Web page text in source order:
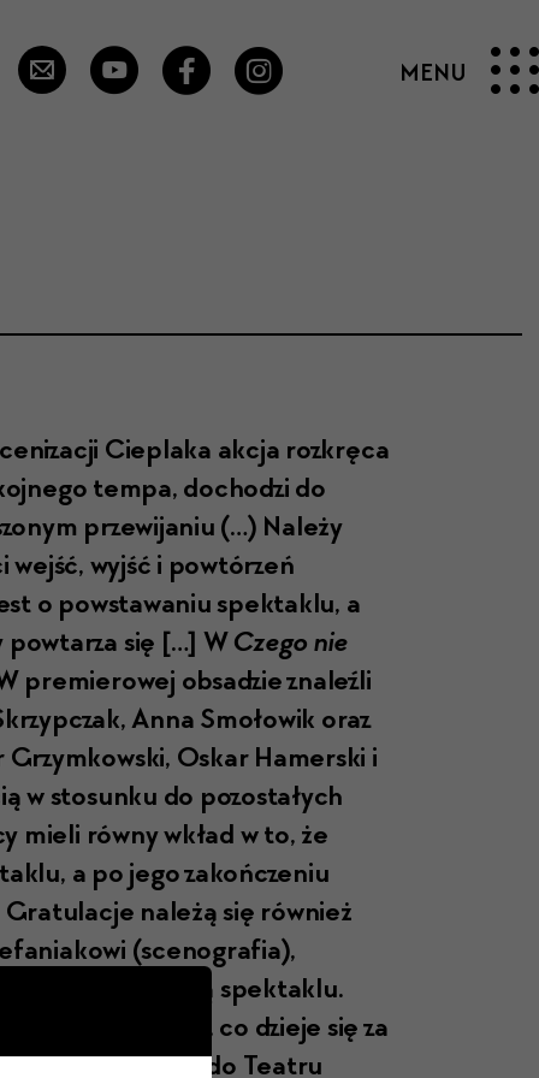
Ciepla­ka akc­ja rozkrę­ca
tem­pa, dochodzi do
przewi­ja­niu (…) Należy
wejść, wyjść i powtórzeń
o pow­stawa­niu spek­tak­lu, a
pow­tarza się […] WCzego nie
pre­mierowej obsadzie znaleźli
Anna Smołowik oraz
Oskar Hamer­s­ki i
w sto­sunku do pozostałych
mieli równy wkład w to, że
a po jego zakończe­niu
należą się również
(scenografia),
wartość dodaną spek­tak­lu.
na tem­at tego, co dzieje się za
wybrać się do Teatru